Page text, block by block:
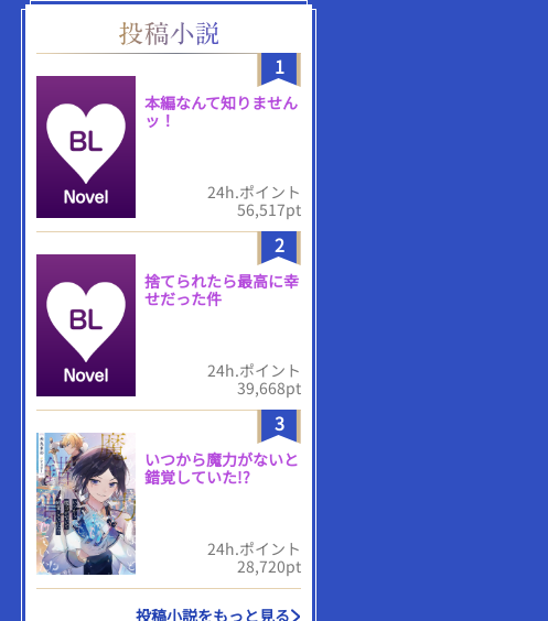
1
本編なんて知りません
ッ！
24h.ポイント
56,517pt
2
捨てられたら最高に幸
せだった件
24h.ポイント
39,668pt
3
いつから魔力がないと
錯覚していた!?
24h.ポイント
28,720pt
投稿小説をもっと見る